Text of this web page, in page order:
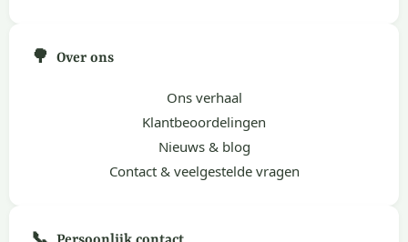
🌳 Over ons
Ons verhaal
Klantbeoordelingen
Nieuws & blog
Contact & veelgestelde vragen